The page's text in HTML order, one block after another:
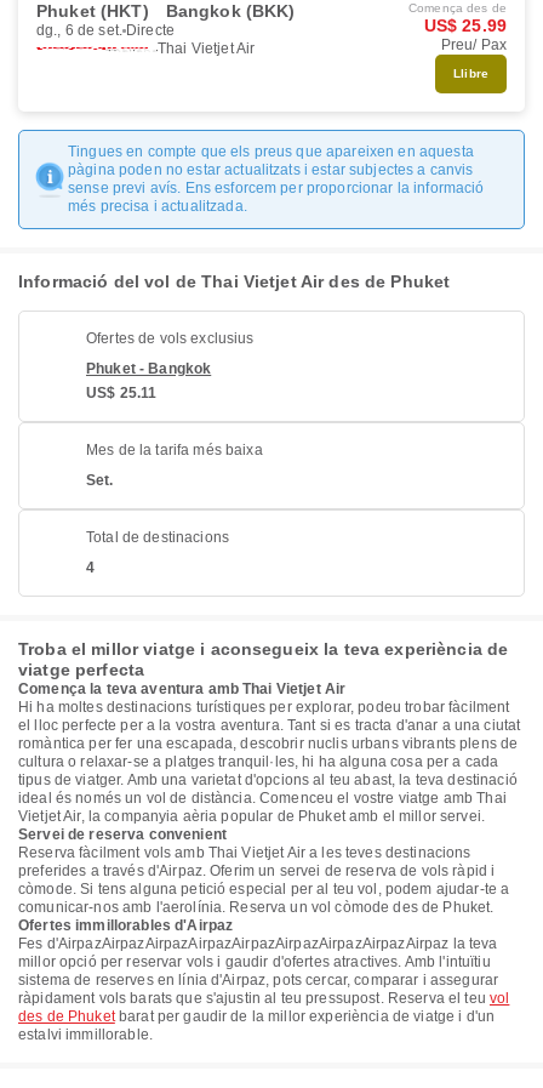
Phuket (HKT) Bangkok (BKK)
dg., 6 de set. Directe
Thai Vietjet Air
Comença des de
US$ 25.99
Preu/ Pax
Llibre
Tingues en compte que els preus que apareixen en aquesta
pàgina poden no estar actualitzats i estar subjectes a canvis
sense previ avís. Ens esforcem per proporcionar la informació
més precisa i actualitzada.
Informació del vol de Thai Vietjet Air des de Phuket
Ofertes de vols exclusius
Phuket - Bangkok
US$ 25.11
Mes de la tarifa més baixa
Set.
Total de destinacions
4
Troba el millor viatge i aconsegueix la teva experiència de
viatge perfecta
Comença la teva aventura amb Thai Vietjet Air
Hi ha moltes destinacions turístiques per explorar, podeu trobar fàcilment
el lloc perfecte per a la vostra aventura. Tant si es tracta d'anar a una ciutat
romàntica per fer una escapada, descobrir nuclis urbans vibrants plens de
cultura o relaxar-se a platges tranquil·les, hi ha alguna cosa per a cada
tipus de viatger. Amb una varietat d'opcions al teu abast, la teva destinació
ideal és només un vol de distància. Comenceu el vostre viatge amb Thai
Vietjet Air, la companyia aèria popular de Phuket amb el millor servei.
Servei de reserva convenient
Reserva fàcilment vols amb Thai Vietjet Air a les teves destinacions
preferides a través d'Airpaz. Oferim un servei de reserva de vols ràpid i
còmode. Si tens alguna petició especial per al teu vol, podem ajudar-te a
comunicar-nos amb l'aerolínia. Reserva un vol còmode des de Phuket.
Ofertes immillorables d'Airpaz
Fes d'AirpazAirpazAirpazAirpazAirpazAirpazAirpazAirpazAirpaz la teva
millor opció per reservar vols i gaudir d'ofertes atractives. Amb l'intuïtiu
sistema de reserves en línia d'Airpaz, pots cercar, comparar i assegurar
ràpidament vols barats que s'ajustin al teu pressupost. Reserva el teu vol
des de Phuketbarat per gaudir de la millor experiència de viatge i d'un
estalvi immillorable.